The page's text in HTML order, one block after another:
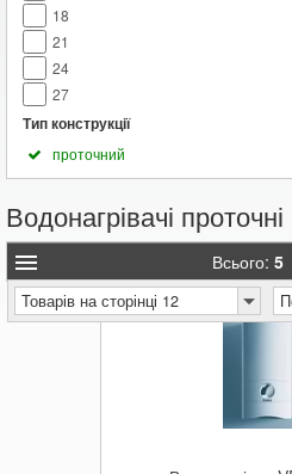
18
21
24
27
Тип конструкції
проточний
Водонагрівачі проточні
Всього: 5
Товарів на сторінці 12